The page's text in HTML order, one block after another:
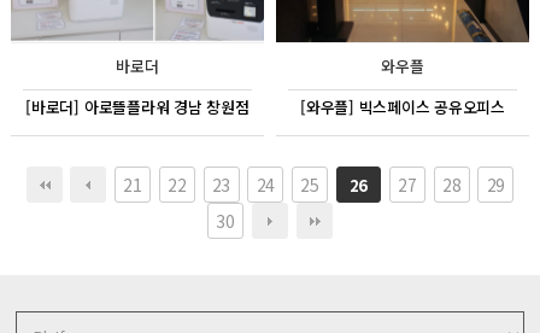
바로더
[바로더] 아로뜰플라워 경남 창원점
와우플
[와우플] 빅스페이스 공유오피스
21 22 23 24 25 26 27 28
29
30